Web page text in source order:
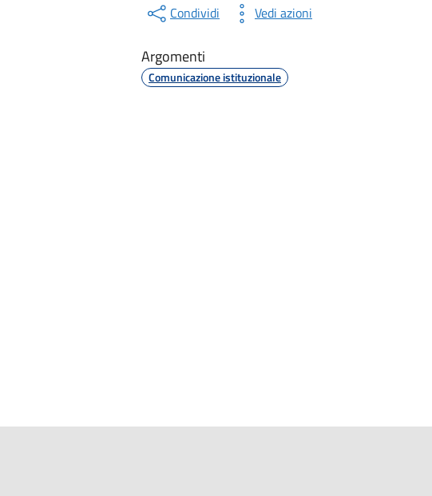
Condividi Vedi azioni
Argomenti
Comunicazione istituzionale